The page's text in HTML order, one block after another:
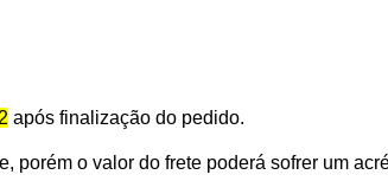
após finalização do pedido.
o valor do frete poderá sofrer um